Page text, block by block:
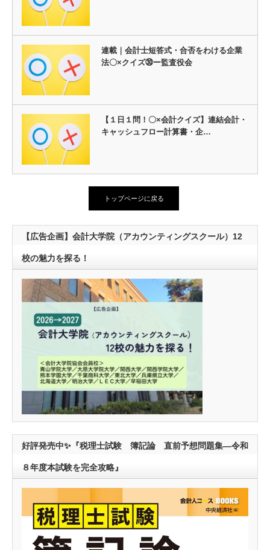
連載｜会計士短答式・合否をわける企業
法〇×クイズ㉚ー監査役会
【１日１問！〇×会計クイズ】連結会計・
キャッシュフロー計算書・企…
トップページに戻る
【広告企画】会計大学院（アカウンティングスクール）12
校の魅力を探る！
好評発売中✨『税理士試験 簿記論 直前予想問題集―令和
８年度本試験を完全攻略』